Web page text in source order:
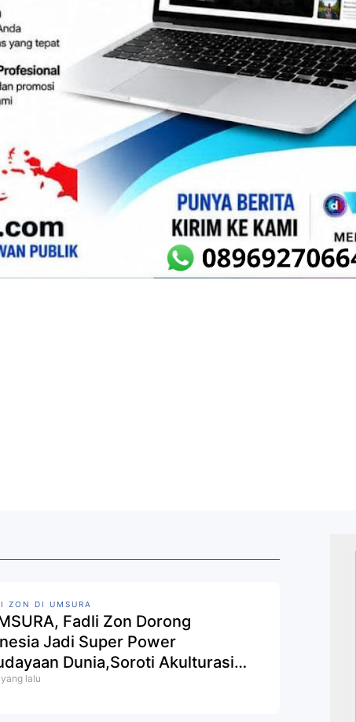
ZON DI UMSURA
Fadli Zon Dorong
Jadi Super Power
Dunia,Soroti Akulturasi
Islam di Nusantara
lalu